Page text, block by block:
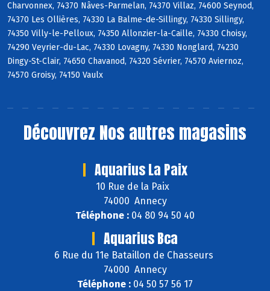
Charvonnex, 74370 Nâves-Parmelan, 74370 Villaz, 74600 Seynod,
74370 Les Ollières, 74330 La Balme-de-Sillingy, 74330 Sillingy,
74350 Villy-le-Pelloux, 74350 Allonzier-la-Caille, 74330 Choisy,
74290 Veyrier-du-Lac, 74330 Lovagny, 74330 Nonglard, 74230
Dingy-St-Clair, 74650 Chavanod, 74320 Sévrier, 74570 Aviernoz,
74570 Groisy, 74150 Vaulx
Découvrez Nos autres magasins
Aquarius La Paix
10 Rue de la Paix
74000 Annecy
Téléphone : 04 80 94 50 40
Aquarius Bca
6 Rue du 11e Bataillon de Chasseurs
74000 Annecy
Téléphone : 04 50 57 56 17